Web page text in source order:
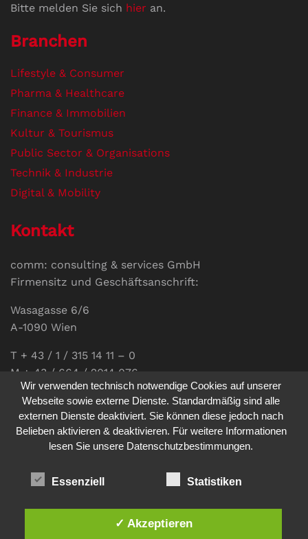
Bitte melden Sie sich hier an.
Branchen
Lifestyle & Consumer
Pharma & Healthcare
Finance & Immobilien
Kultur & Tourismus
Public Sector & Organisations
Technik & Industrie
Digital & Mobility
Kontakt
comm: consulting & services GmbH
Firmensitz und Geschäftsanschrift:
Wasagasse 6/6
A-1090 Wien
T + 43 / 1 / 315 14 11 – 0
M + 43 / 664 / 2014 076
E-Mail:office@communications.co.at
Homepage:www.communications.co.at
UID: ATU 811 196 56
Sabine Pöhacker MSc.
Wir verwenden technisch notwendige Cookies auf unserer
Webseite sowie externe Dienste. Standardmäßig sind alle
externen Dienste deaktiviert. Sie können diese jedoch nach
Belieben aktivieren & deaktivieren. Für weitere Informationen
lesen Sie unsere Datenschutzbestimmungen.
Essenziell Statistiken
✓ Akzeptieren